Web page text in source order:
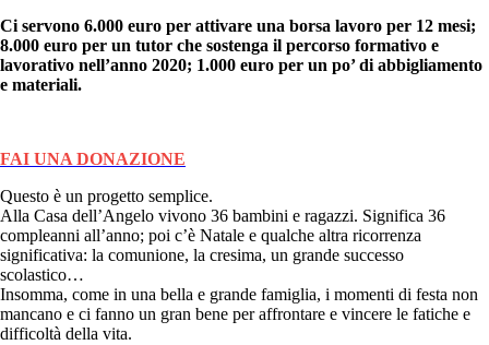
Ci servono 6.000 euro per attivare una borsa lavoro per 12 mesi;
8.000 euro per un tutor che sostenga il percorso formativo e
lavorativo nell’anno 2020; 1.000 euro per un po’ di abbigliamento
e materiali.
FAI UNA DONAZIONE
Questo è un progetto semplice.
Alla Casa dell’Angelo vivono 36 bambini e ragazzi. Significa 36
compleanni all’anno; poi c’è Natale e qualche altra ricorrenza
significativa: la comunione, la cresima, un grande successo
scolastico…
Insomma, come in una bella e grande famiglia, i momenti di festa non
mancano e ci fanno un gran bene per affrontare e vincere le fatiche e
difficoltà della vita.